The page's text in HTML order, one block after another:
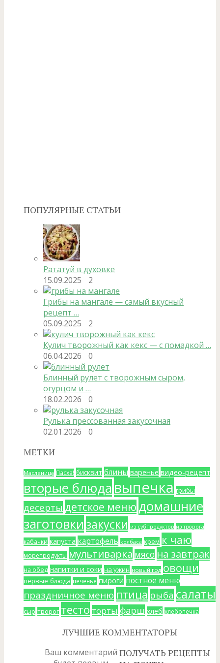
ПОПУЛЯРНЫЕ СТАТЬИ
Рататуй в духовке
15.09.2025
2
Грибы на мангале — самый вкусный
рецепт …
05.09.2025
2
Кулич творожный как кекс — с помадкой …
06.04.2026
0
Блинный рулет с творожным сыром,
огурцом и …
18.02.2026
0
Рулька прессованная закусочная
02.01.2026
0
МЕТКИ
Масленица Пасха! бисквит блины варенье видео-рецепт
вторые блюдавыпечка грибы
десерты детское меню домашние
заготовкизакуски из субпродуктов из творога
кабачки капуста картофель колбаса крем к чаю
морепродукты мультиварка мясо на завтрак
на обед напитки и соки на ужин новый год овощи
первые блюда печенье пироги постное меню
праздничное меню птица рыба салаты
сыр творог тесто торты фарш хлеб хлебопечка
ЛУЧШИЕ КОММЕНТАТОРЫ
Ваш комментарий ПОЛУЧАТЬ РЕЦЕПТЫ